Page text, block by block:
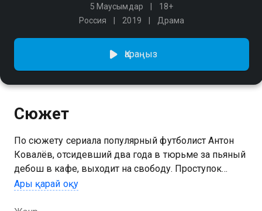
5 Маусымдар
18+
Россия
2019 Драма
Қараңыз
Сюжет
По сюжету сериала популярный футболист Антон
Ковалёв, отсидевший два года в тюрьме за пьяный
дебош в кафе, выходит на свободу. Проступок
перекрыл успешную карьеру Ковалёва, который
Ары қарай оқу